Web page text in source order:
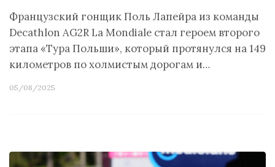
Французский гонщик Поль Лапейра из команды
Decathlon AG2R La Mondiale стал героем второго
этапа «Тура Польши», который протянулся на 149
километров по холмистым дорогам и…
05/08/2025